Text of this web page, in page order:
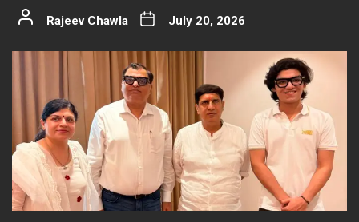
Rajeev Chawla July 20, 2026